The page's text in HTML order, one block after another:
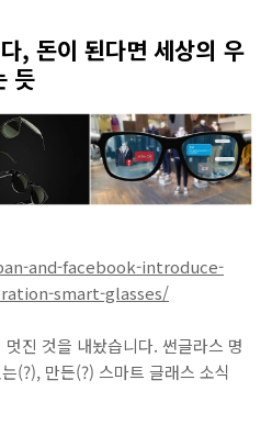
, 돈이 된다면 세상의 우
듯
and-facebook-introduce-
smart-glasses/
진 것을 내놨습니다. 썬글라스 명
(?), 만든(?) 스마트 글래스 소식